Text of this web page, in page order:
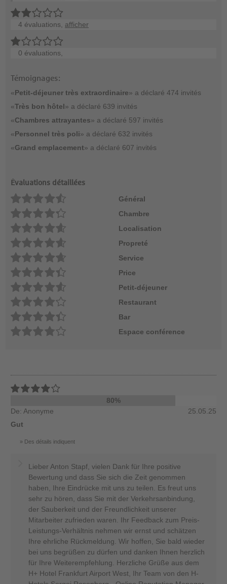
4 évaluations, afficher
0 évaluations,
Témoignages:
«Petit-déjeuner très extraordinaire» a déclaré 474 invités
«Très bon hôtel» a déclaré 639 invités
«Chambres attrayantes» a déclaré 597 invités
«Personnel très poli» a déclaré 632 invités
«Grand emplacement» a déclaré 607 invités
Évaluations détaillées
Général
Chambre
Localisation
Propreté
Service
Price
Petit-déjeuner
Restaurant
Bar
Espace conférence
80%
De: Anonyme
25.05.25
Gut
Des détails indiquent
Lieber Anton Stapf, vielen Dank für Ihre positive
Bewertung und dass Sie sich die Zeit genommen
haben, Ihre Eindrücke mit uns zu teilen. Es freut uns
sehr zu hören, dass Sie mit der Verkehrsanbindung,
der Sauberkeit und der Freundlichkeit unserer
Mitarbeiter zufrieden waren. Ihr Feedback zum Preis-
Leistungs-Verhältnis nehmen wir ernst und schätzen
Ihre ehrliche Rückmeldung. Wir hoffen, Sie bald wieder
bei uns begrüßen zu dürfen und danken Ihnen herzlich
für Ihre Weiterempfehlung. Herzliche Grüße aus dem
H+ Hotel Frankfurt Airport West, Ihr Team von den H-